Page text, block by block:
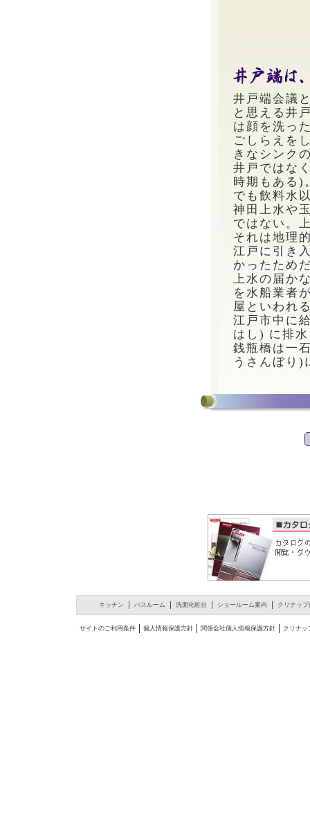
井戸端会議
と思える井
は顔を洗っ
ごしらえを
きなシンク
井戸ではな
時期もある)
でも飲料水
神田上水や
ではない。
それは地理
江戸に引き
かったため
上水の届か
を水船業者
屋といわれ
江戸市中に
はし) に排
銭瓶橋は一
うさんぼり)
キッチン バスルーム 洗面化粧台 ショールーム案内 クリナッ
サイトのご利用条件 個人情報保護方針 関係会社個人情報保護方針 クリナッ